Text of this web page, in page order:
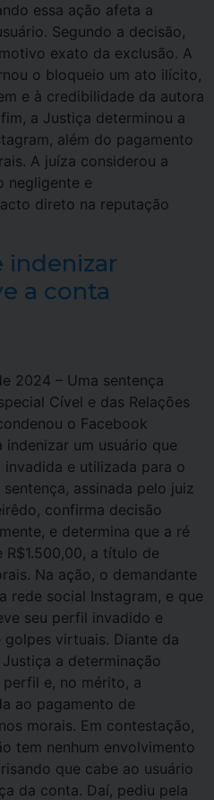
essa ação afeta a
Segundo a decisão,
exato da exclusão. A
o bloqueio um ato ilícito,
e à credibilidade da autora
a Justiça determinou a
além do pagamento
A juíza considerou a
negligente e
direto na reputação
indenizar
a conta
2024 – Uma sentença
Cível e das Relações
o Facebook
indenizar um usuário que
e utilizada para o
assinada pelo juiz
confirma decisão
e determina que a ré
a título de
Na ação, o demandante
rede social Instagram, e que
seu perfil invadido e
virtuais. Diante da
a determinação
e, no mérito, a
ao pagamento de
morais. Em contestação,
tem nenhum envolvimento
que cabe ao usuário
da conta. Daí, pediu pela